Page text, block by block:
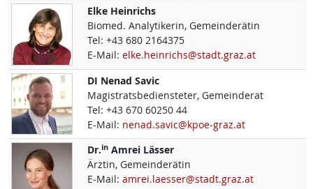
Elke Heinrichs
Biomed. Analytikerin, Gemeinderätin
Tel: +43 680 2164375
E-Mail: elke.heinrichs@stadt.graz.at
DI Nenad Savic
Magistratsbediensteter, Gemeinderat
Tel: +43 670 60250 44
E-Mail: nenad.savic@kpoe-graz.at
Dr.in Amrei Lässer
Ärztin, Gemeinderätin
E-Mail: amrei.laesser@stadt.graz.at